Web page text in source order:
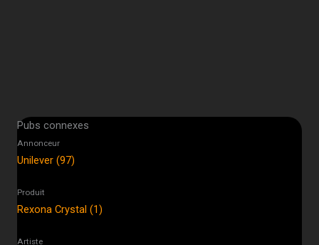
Pubs connexes
Annonceur
Unilever (97)
Produit
Rexona Crystal (1)
Artiste